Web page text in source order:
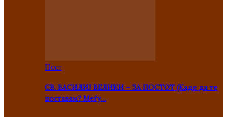
Пост
СВ. ВАСИЛИЈ ВЕЛИКИ – ЗА ПОСТОТ (Каде да те
поставам? Меѓу…